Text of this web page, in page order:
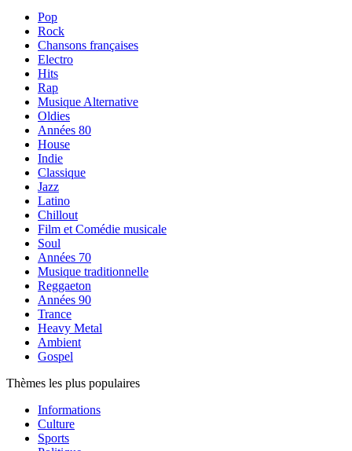
Pop
Rock
Chansons françaises
Electro
Hits
Rap
Musique Alternative
Oldies
Années 80
House
Indie
Classique
Jazz
Latino
Chillout
Film et Comédie musicale
Soul
Années 70
Musique traditionnelle
Reggaeton
Années 90
Trance
Heavy Metal
Ambient
Gospel
Thèmes les plus populaires
Informations
Culture
Sports